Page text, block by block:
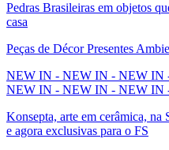
Pedras Brasileiras em objetos
casa
Peças de Décor Presentes
NEW IN - NEW IN - NEW
NEW IN - NEW IN - NEW IN
Konsepta, arte em cerâmica,
e agora exclusivas para o FS